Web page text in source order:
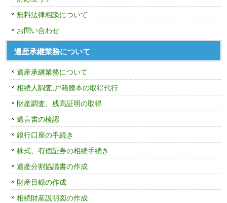
無料法律相談について
お問い合わせ
遺産承継業務について
遺産承継業務について
相続人調査,戸籍謄本の取得代行
財産調査、残高証明の取得
遺言書の検認
銀行口座の手続き
株式、有価証券の相続手続き
遺産分割協議書の作成
財産目録の作成
相続財産説明図の作成